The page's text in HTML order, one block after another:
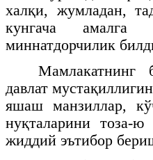
халқи, жумладан,
кунгача амалга
миннатдорчилик
Мамлакатнинг
давлат
яшаш манзиллар,
нуқталарини тоза-
жиддий эътибор